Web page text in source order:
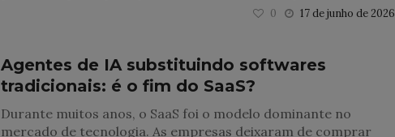
17 de junho de 2026
0
Agentes de IA substituindo softwares
tradicionais: é o fim do SaaS?
Durante muitos anos, o SaaS foi o modelo dominante no
mercado de tecnologia. As empresas deixaram de comprar